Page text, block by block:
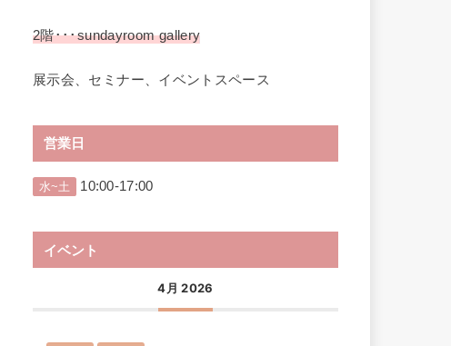
2階･･･sundayroom gallery
展示会、セミナー、イベントスペース
営業日
水~土 10:00-17:00
イベント
4月 2026